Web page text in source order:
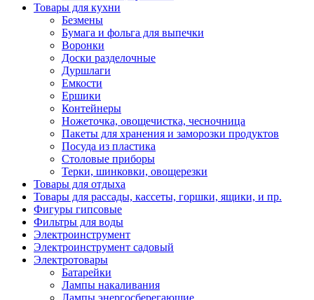
Товары для кухни
Безмены
Бумага и фольга для выпечки
Воронки
Доски разделочные
Дуршлаги
Емкости
Ершики
Контейнеры
Ножеточка, овощечистка, чесночница
Пакеты для хранения и заморозки продуктов
Посуда из пластика
Столовые приборы
Терки, шинковки, овощерезки
Товары для отдыха
Товары для рассады, кассеты, горшки, ящики, и пр.
Фигуры гипсовые
Фильтры для воды
Электроинструмент
Электроинструмент садовый
Электротовары
Батарейки
Лампы накаливания